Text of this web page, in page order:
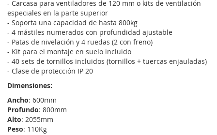
- Carcasa para ventiladores de 120 mm o kits de ventilación
especiales en la parte superior
- Soporta una capacidad de hasta 800kg
- 4 mástiles numerados con profundidad ajustable
- Patas de nivelación y 4 ruedas (2 con freno)
- Kit para el montaje en suelo incluido
- 40 sets de tornillos incluidos (tornillos + tuercas enjauladas)
- Clase de protección IP 20
Dimensiones:
Ancho: 600mm
Profundo: 800mm
Alto: 2055mm
Peso: 110Kg